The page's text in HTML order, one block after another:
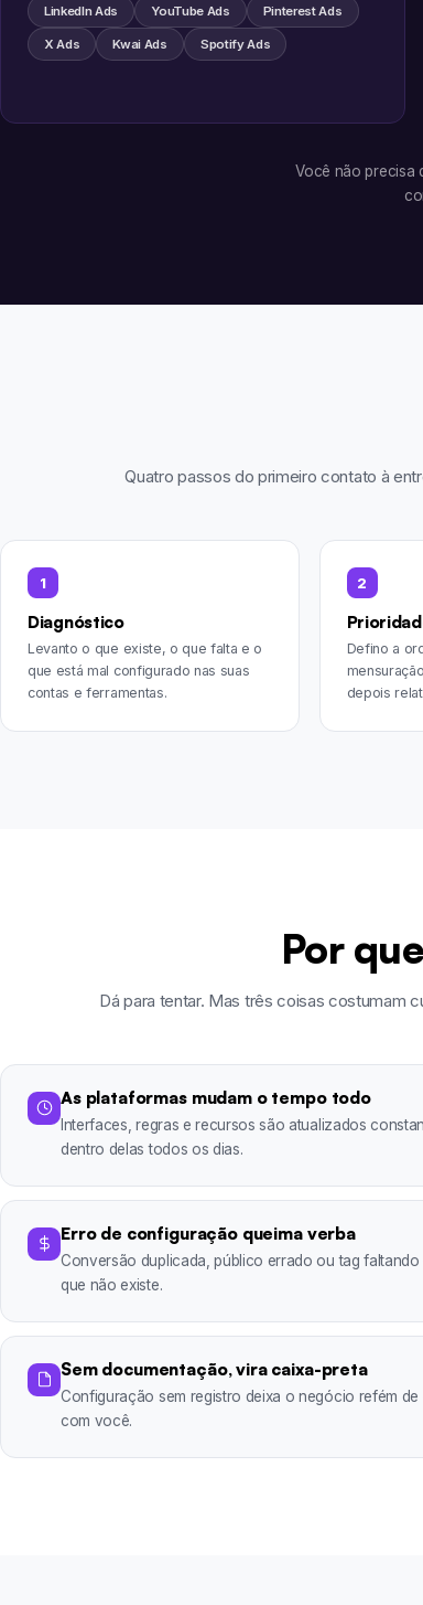
LinkedIn Ads YouTube Ads Pinterest Ads
X Ads Kwai Ads Spotify Ads
Você não precisa
Quatro passos do primeiro contato à
1
Diagnóstico
Levanto o que existe, o que falta e o
que está mal configurado nas suas
contas e ferramentas.
2
Defino a
depois
Por
Dá para tentar. Mas três coisas costumam
As plataformas mudam o tempo todo
Interfaces, regras e recursos são atualizados
dentro delas todos os dias.
Erro de configuração queima verba
Conversão duplicada, público errado ou tag
que não existe.
Sem documentação, vira caixa-preta
Configuração sem registro deixa o negócio refém
com você.